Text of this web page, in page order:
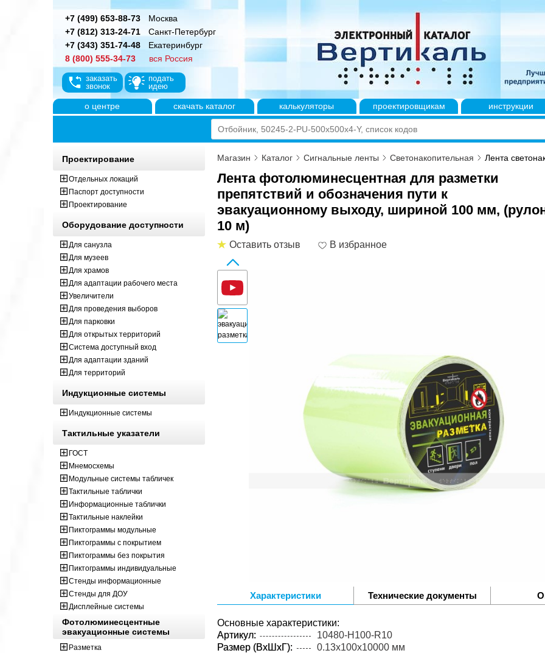
+7 (499) 653-88-73
Москва
+7 (812) 313-24-71
Санкт-Петербург
+7 (343) 351-74-48
Екатеринбург
8 (800) 555-34-73
вся Россия
заказать
звонок
подать
идею
о центре скачать каталог калькуляторы проектировщикам инструкции
Магазин Каталог Сигнальные ленты Светонакопительная Лента
Лента фотолюминесцентная для разметки
препятствий и обозначения пути к
эвакуационному выходу, шириной 100 мм,
10 м)
Оставить отзыв
Характеристики Технические документы
Основные характеристики:
Артикул:
10480-H100-R10
Размер (ВxШxГ):
0.13x100x10000 мм
Проектирование
Отдельных локаций
Паспорт доступности
Проектирование
Оборудование доступности
Для санузла
Для музеев
Для храмов
Для адаптации рабочего места
Увеличители
Для проведения выборов
Для парковки
Для открытых территорий
Система доступный вход
Для адаптации зданий
Для территорий
Индукционные системы
Индукционные системы
Тактильные указатели
ГОСТ
Мнемосхемы
Модульные системы табличек
Тактильные таблички
Информационные таблички
Тактильные наклейки
Пиктограммы модульные
Пиктограммы с покрытием
Пиктограммы без покрытия
Пиктограммы индивидуальные
Стенды информационные
Стенды для ДОУ
Дисплейные системы
Фотолюминесцентные
эвакуационные системы
Разметка